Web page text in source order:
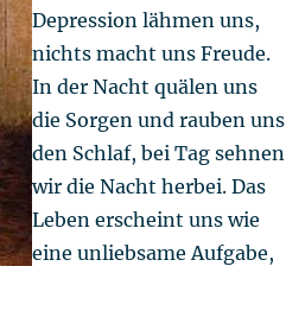
Depression lähmen uns,
nichts macht uns Freude.
In der Nacht quälen uns
die Sorgen und rauben uns
den Schlaf, bei Tag sehnen
wir die Nacht herbei. Das
Leben erscheint uns wie
eine unliebsame Aufgabe,